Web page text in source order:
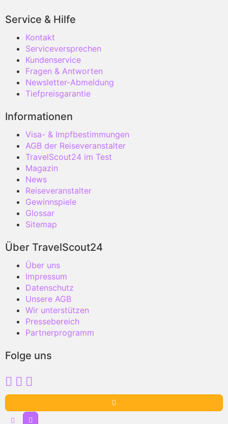
Service & Hilfe
Kontakt
Serviceversprechen
Kundenservice
Fragen & Antworten
Newsletter-Abmeldung
Tiefpreisgarantie
Informationen
Visa- & Impfbestimmungen
AGB der Reiseveranstalter
TravelScout24 im Test
Magazin
News
Reiseveranstalter
Gewinnspiele
Glossar
Sitemap
Über TravelScout24
Über uns
Impressum
Datenschutz
Unsere AGB
Wir unterstützen
Pressebereich
Partnerprogramm
Folge uns